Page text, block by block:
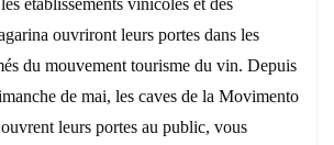
établissements vinicoles et des
ouvriront leurs portes dans les
du mouvement tourisme du vin. Depuis
de mai, les caves de la Movimento
leurs portes au public, vous